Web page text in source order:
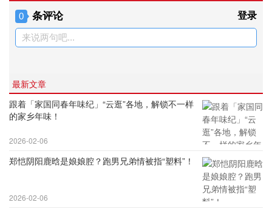
0 条评论 登录
来说两句吧...
最新文章
跟着「家国同春年味纪」“云逛”各地，解锁不一样
的家乡年味！
2026-02-06
郑恺阴阳鹿晗是娘娘腔？跑男兄弟情被指“塑料”！
2026-02-06